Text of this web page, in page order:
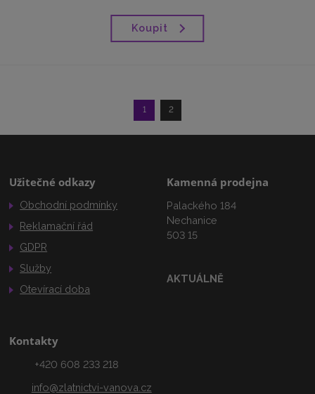
Koupit
1 2
Užitečné odkazy
Obchodní podmínky
Reklamační řád
GDPR
Služby
Otevírací doba
Kamenná prodejna
Palackého 184
Nechanice
503 15
AKTUÁLNĚ
Kontakty
+420 608 233 218
info@zlatnictvi-vanova.cz